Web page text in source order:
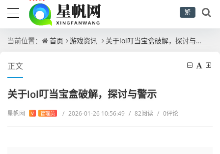
繁
当前位置： 首页 游戏资讯 关于lol叮当宝盒破解，探讨与警示
正文
关于lol叮当宝盒破解，探讨与警示
星帆网 V 管理员 / 2026-01-26 10:56:49 / 82阅读 / 0评论